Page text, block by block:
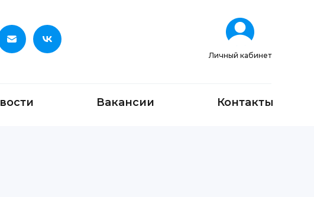
Личный кабинет
Вакансии Контакты